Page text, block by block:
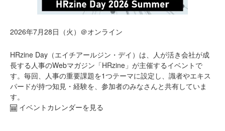
2026年7月28日（火）＠オンライン
HRzine Day（エイチアールジン・デイ）は、人が活き会社が成
長する人事のWebマガジン「HRzine」が主催するイベントで
す。毎回、人事の重要課題を1つテーマに設定し、識者やエキス
パードが持つ知見・経験を、参加者のみなさんと共有していま
す。
イベントカレンダーを見る